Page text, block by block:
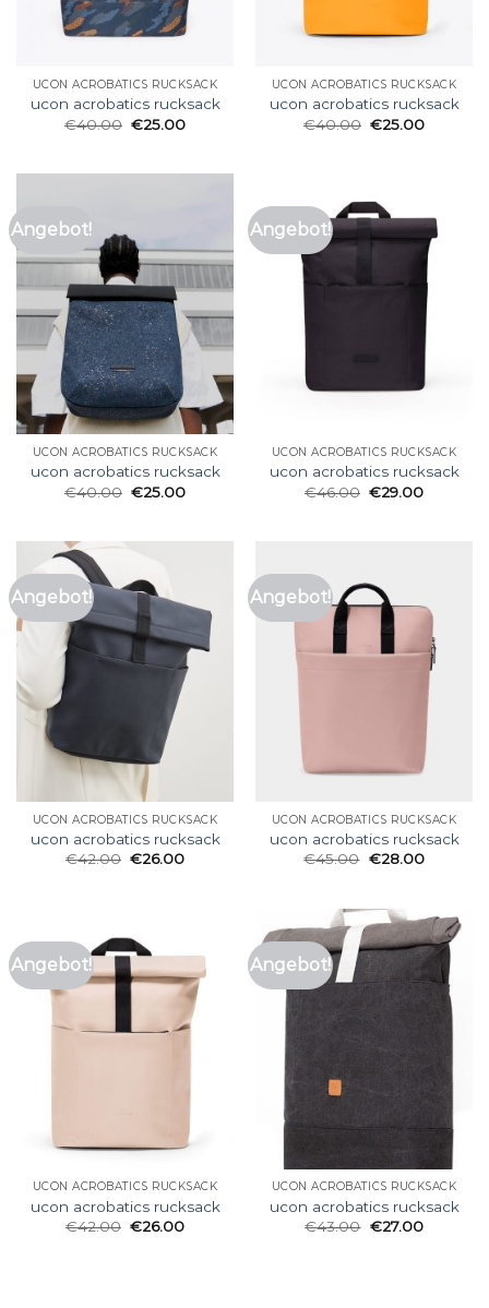
UCON ACROBATICS RUCKSACK
ucon acrobatics rucksack
€40.00 €25.00
UCON ACROBATICS RUCKSACK
ucon acrobatics rucksack
€40.00 €25.00
Angebot!
UCON ACROBATICS RUCKSACK
ucon acrobatics rucksack
€40.00 €25.00
Angebot!
UCON ACROBATICS RUCKSACK
ucon acrobatics rucksack
€46.00 €29.00
Angebot!
UCON ACROBATICS RUCKSACK
ucon acrobatics rucksack
€42.00 €26.00
Angebot!
UCON ACROBATICS RUCKSACK
ucon acrobatics rucksack
€45.00 €28.00
Angebot!
UCON ACROBATICS RUCKSACK
ucon acrobatics rucksack
€42.00 €26.00
Angebot!
UCON ACROBATICS RUCKSACK
ucon acrobatics rucksack
€43.00 €27.00